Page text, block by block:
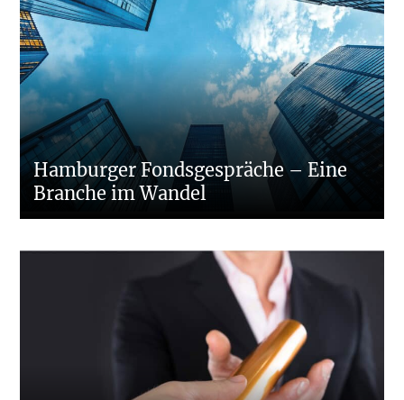
Hamburger Fondsgespräche – Eine
Branche im Wandel